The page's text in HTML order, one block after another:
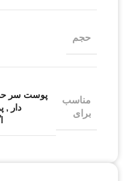
حجم
مناسب
برای
پوست سر
دار ,